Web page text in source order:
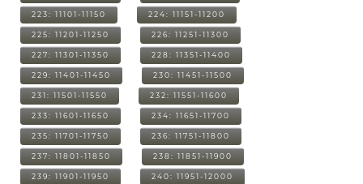
223: 11101-11150 224: 11151-11200
225: 11201-11250 226: 11251-11300
227: 11301-11350 228: 11351-11400
229: 11401-11450 230: 11451-11500
231: 11501-11550 232: 11551-11600
233: 11601-11650 234: 11651-11700
235: 11701-11750 236: 11751-11800
237: 11801-11850 238: 11851-11900
239: 11901-11950 240: 11951-12000